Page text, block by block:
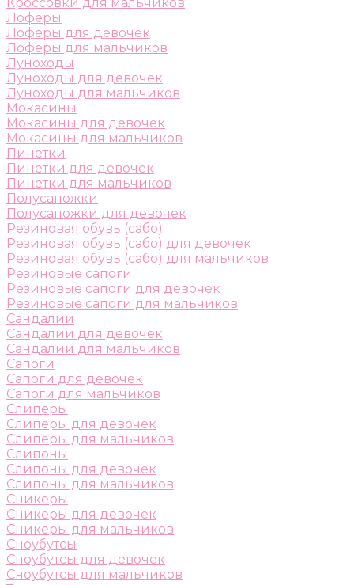
Лоферы
Лоферы для девочек
Лоферы для мальчиков
Луноходы
Луноходы для девочек
Луноходы для мальчиков
Мокасины
Мокасины для девочек
Мокасины для мальчиков
Пинетки
Пинетки для девочек
Пинетки для мальчиков
Полусапожки
Полусапожки для девочек
Резиновая обувь (сабо)
Резиновая обувь (сабо) для девочек
Резиновая обувь (сабо) для мальчиков
Резиновые сапоги
Резиновые сапоги для девочек
Резиновые сапоги для мальчиков
Сандалии
Сандалии для девочек
Сандалии для мальчиков
Сапоги
Сапоги для девочек
Сапоги для мальчиков
Слиперы
Слиперы для девочек
Слиперы для мальчиков
Слипоны
Слипоны для девочек
Слипоны для мальчиков
Сникеры
Сникеры для девочек
Сникеры для мальчиков
Сноубутсы
Сноубутсы для девочек
Сноубутсы для мальчиков